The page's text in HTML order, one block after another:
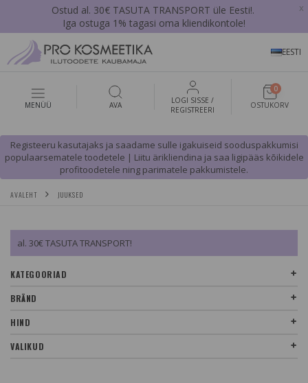
Ostud al. 30€ TASUTA TRANSPORT üle Eesti!.
Iga ostuga 1% tagasi oma kliendikontole!
x
EESTI
MENÜÜ AVA
LOGI SISSE /
REGISTREERI
0
OSTUKORV
Registeeru kasutajaks ja saadame sulle igakuiseid sooduspakkumisi
populaarsematele toodetele | Liitu ärikliendina ja saa ligipääs kõikidele
profitoodetele ning parimatele pakkumistele.
AVALEHT JUUKSED
al. 30€ TASUTA TRANSPORT!
KATEGOORIAD
BRÄND
HIND
VALIKUD